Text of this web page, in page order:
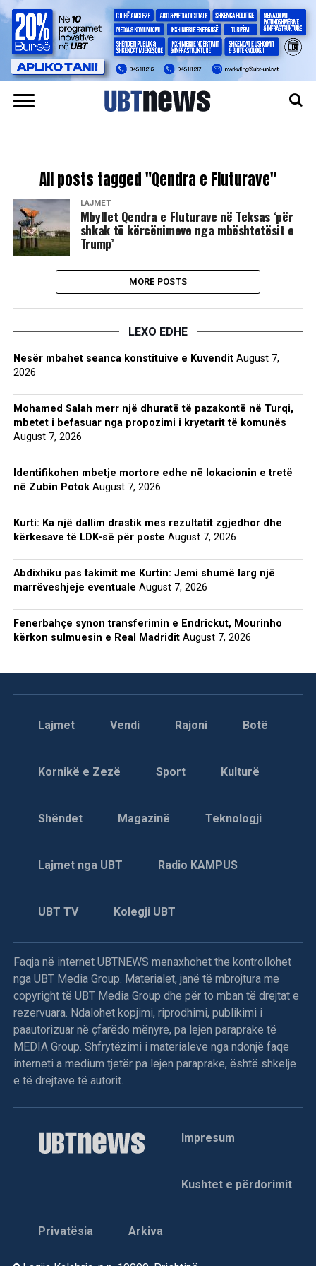
All posts tagged "Qendra e Fluturave"
LAJMET
Mbyllet Qendra e Fluturave në Teksas ‘për
shkak të kërcënimeve nga mbështetësit e
Trump’
MORE POSTS
LEXO EDHE
Nesër mbahet seanca konstituive e Kuvendit August 7,
2026
Mohamed Salah merr një dhuratë të pazakontë në Turqi,
mbetet i befasuar nga propozimi i kryetarit të komunës
August 7, 2026
Identifikohen mbetje mortore edhe në lokacionin e tretë
në Zubin Potok August 7, 2026
Kurti: Ka një dallim drastik mes rezultatit zgjedhor dhe
kërkesave të LDK-së për poste August 7, 2026
Abdixhiku pas takimit me Kurtin: Jemi shumë larg një
marrëveshjeje eventuale August 7, 2026
Fenerbahçe synon transferimin e Endrickut, Mourinho
kërkon sulmuesin e Real Madridit August 7, 2026
Lajmet Vendi Rajoni Botë
Kornikë e Zezë Sport Kulturë
Shëndet Magazinë Teknologji
Lajmet nga UBT Radio KAMPUS
UBT TV Kolegji UBT
Faqja në internet UBTNEWS menaxhohet the kontrollohet
nga UBT Media Group. Materialet, janë të mbrojtura me
copyright të UBT Media Group dhe për to mban të drejtat e
rezervuara. Ndalohet kopjimi, riprodhimi, publikimi i
paautorizuar në çfarëdo mënyre, pa lejen paraprake të
MEDIA Group. Shfrytëzimi i materialeve nga ndonjë faqe
interneti a medium tjetër pa lejen paraprake, është shkelje
e të drejtave të autorit.
Impresum
Kushtet e përdorimit
Privatësia Arkiva